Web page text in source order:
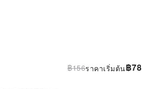
฿78
ราคาเริ่มต้น
฿156